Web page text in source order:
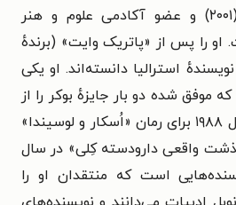
علوم انسانی استرالیا (۲۰۰۱) و عضو آکادمی علوم و هنر
بوده است. او را پس از «پاتریک وایت» (برنده‌ٔ
استرالیا دانسته‌اند. او یکی
موفق شده دو بار جایزه‌ٔ بوکر را از
آنِ خود کند؛ اولی در سال ۱۹۸۸ برای رمان «اُسکار و لوسیندا»
واقعی دارودسته‌ کِلی» در سال
است که منتقدان او را